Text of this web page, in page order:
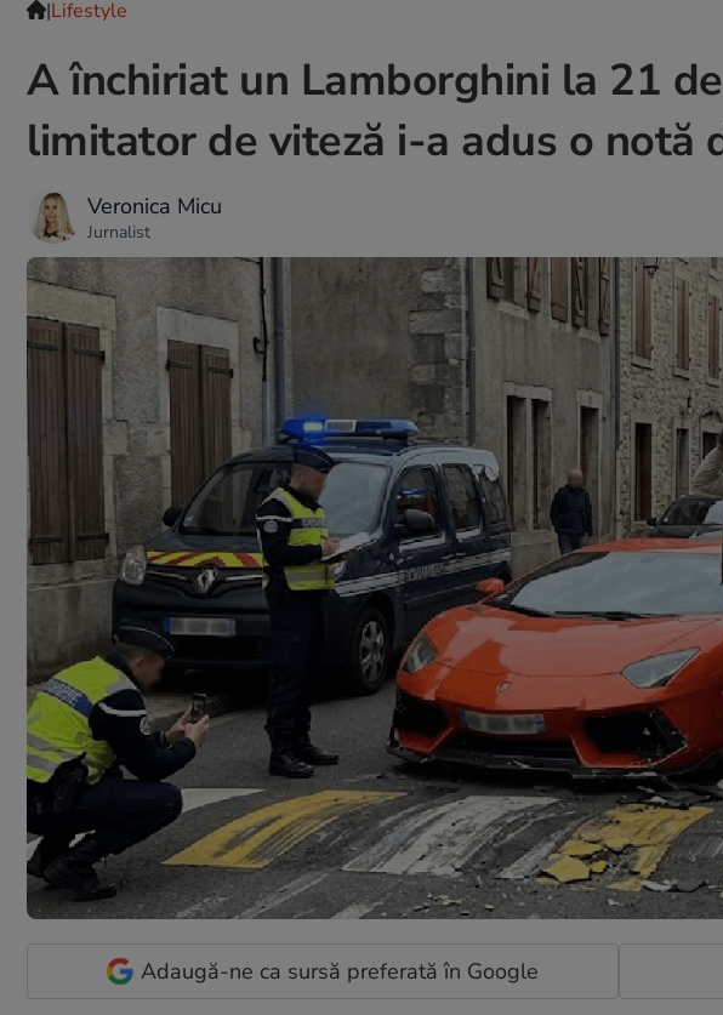
|Lifestyle
A închiriat un Lamborghini la 21
limitator de viteză i-a adus o notă
Veronica Micu
Jurnalist
Adaugă-ne ca sursă preferată în Google